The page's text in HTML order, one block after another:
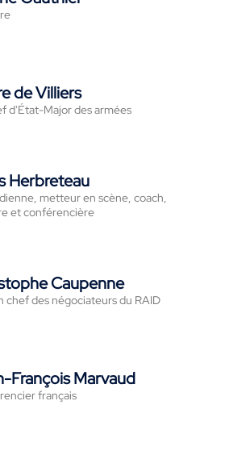
de Villiers
d'État-Major des armées
Herbreteau
metteur en scène, coach,
et conférencière
Caupenne
chef des négociateurs du RAID
François Marvaud
français